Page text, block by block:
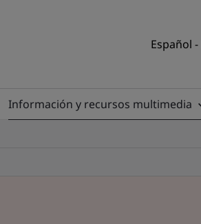
Español
Información y recursos multimedia